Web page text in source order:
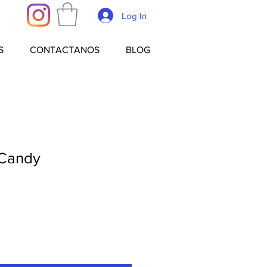
Log In
CONTACTANOS BLOG